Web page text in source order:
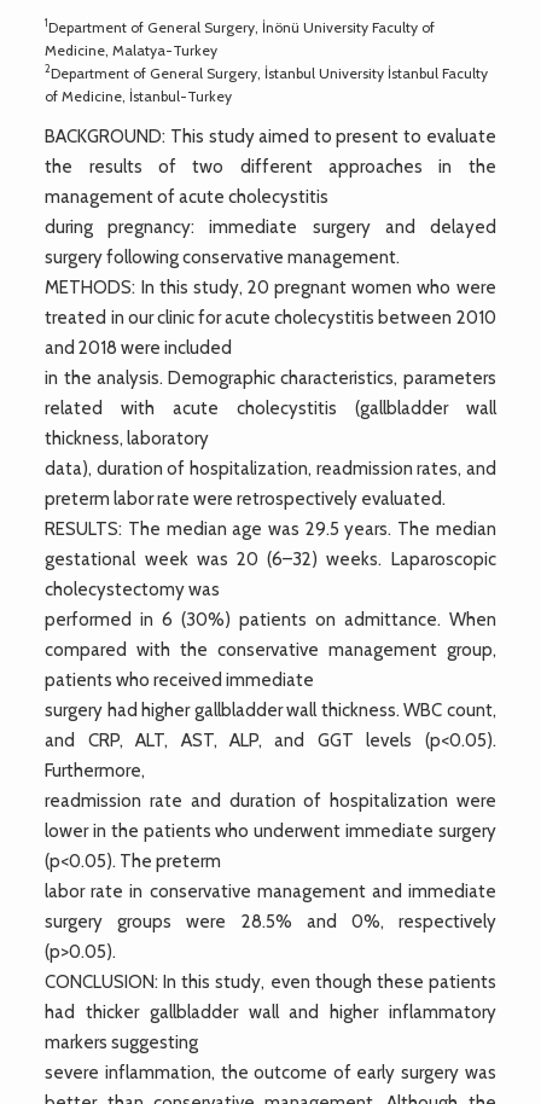
1Department of General Surgery, İnönü University Faculty of
Medicine, Malatya-Turkey
2Department of General Surgery, İstanbul University İstanbul Faculty
of Medicine, İstanbul-Turkey
BACKGROUND: This study aimed to present to evaluate
the results of two different approaches in the
management of acute cholecystitis
during pregnancy: immediate surgery and delayed
surgery following conservative management.
METHODS: In this study, 20 pregnant women who were
treated in our clinic for acute cholecystitis between 2010
and 2018 were included
in the analysis. Demographic characteristics, parameters
related with acute cholecystitis (gallbladder wall
thickness, laboratory
data), duration of hospitalization, readmission rates, and
preterm labor rate were retrospectively evaluated.
RESULTS: The median age was 29.5 years. The median
gestational week was 20 (6–32) weeks. Laparoscopic
cholecystectomy was
performed in 6 (30%) patients on admittance. When
compared with the conservative management group,
patients who received immediate
surgery had higher gallbladder wall thickness. WBC count,
and CRP, ALT, AST, ALP, and GGT levels (p<0.05).
Furthermore,
readmission rate and duration of hospitalization were
lower in the patients who underwent immediate surgery
(p<0.05). The preterm
labor rate in conservative management and immediate
surgery groups were 28.5% and 0%, respectively
(p>0.05).
CONCLUSION: In this study, even though these patients
had thicker gallbladder wall and higher inflammatory
markers suggesting
severe inflammation, the outcome of early surgery was